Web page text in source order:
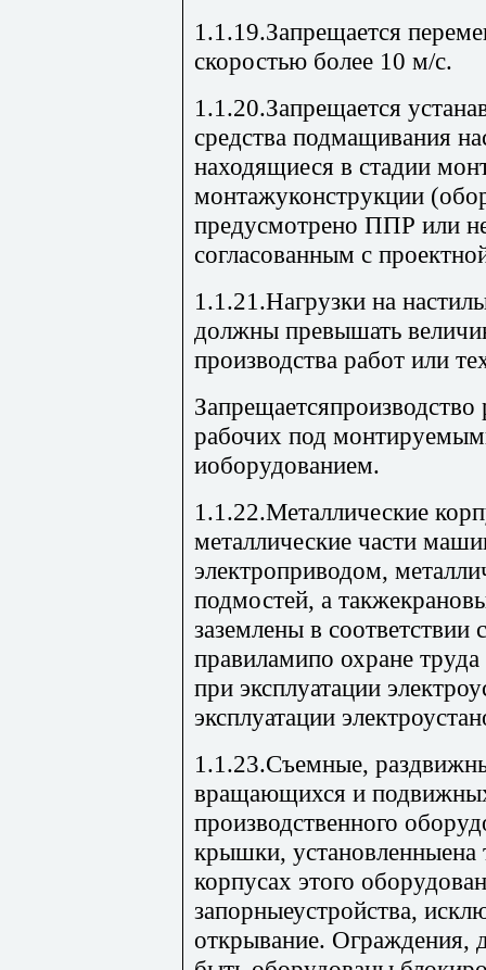
1.1.19.Запрещается
скоростью более 10 м/с.
1.1.20.Запрещается
средства подмащивания
находящиеся в стадии
монтажуконструкции
предусмотрено ППР или
согласованным с
1.1.21.Нагрузки на
должны превышать
производства работ или
рабочих под
иоборудованием.
1.1.22.Металлические
металлические части
электроприводом,
подмостей, а
заземлены в
правиламипо охране
при эксплуатации
эксплуатации
1.1.23.Съемные,
вращающихся и
производственного
крышки, установленныена
корпусах этого
запорныеустройства,
открывание.